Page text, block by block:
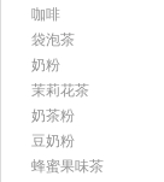
咖啡
袋泡茶
奶粉
茉莉花茶
奶茶粉
豆奶粉
蜂蜜果味茶